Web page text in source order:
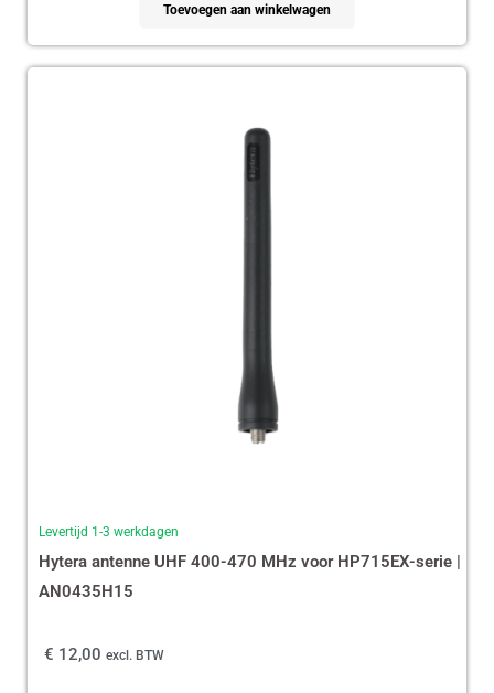
Toevoegen aan winkelwagen
Levertijd 1-3 werkdagen
Hytera antenne UHF 400-470 MHz voor HP715EX-serie |
AN0435H15
€ 12,00 excl. BTW